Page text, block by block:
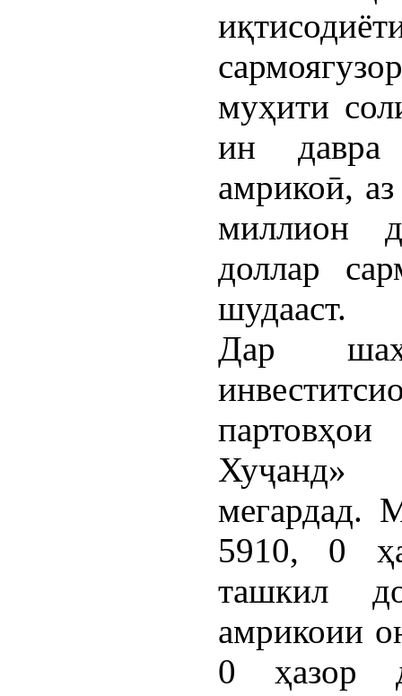
муҳити
ин давра
амрикоӣ,
миллион
доллар
шудааст.
Дар
Хуҷанд»
мегардад.
5910, 0
ташкил
амрикоии
0 ҳазор